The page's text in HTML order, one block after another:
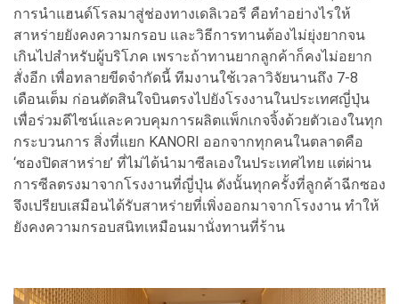
การนำแฮนด์โรลมาสู่ช่องทางเดลิเวอรี คือทำอย่างไรให้
สาหร่ายยังคงความกรอบ และวิธีการทานต้องไม่ยุ่งยากจน
เกินไปสำหรับผู้บริโภค เพราะถ้าทานยากลูกค้าก็คงไม่อยาก
สั่งอีก เพื่อทลายขีดจำกัดนี้ ทีมงานใช้เวลาวิจัยนานถึง 7-8
เดือนเต็ม ก่อนตัดสินใจบินตรงไปยังโรงงานในประเทศญี่ปุ่น
เพื่อร่วมดีไซน์และควบคุมการผลิตแพ็กเกจจิ้งด้วยตัวเองในทุก
กระบวนการ สิ่งที่แยก KANORI ออกจากทุกคนในตลาดคือ
‘ซองปิดสาหร่าย’ ที่ไม่ได้นำมาซีลเองในประเทศไทย แต่ผ่าน
การซีลตรงมาจากโรงงานที่ญี่ปุ่น ดังนั้นทุกครั้งที่ลูกค้าฉีกซอง
จึงเปรียบเสมือนได้รับสาหร่ายที่เพิ่งออกมาจากโรงงาน ทำให้
ยังคงความกรอบสนิทเหมือนมานั่งทานที่ร้าน